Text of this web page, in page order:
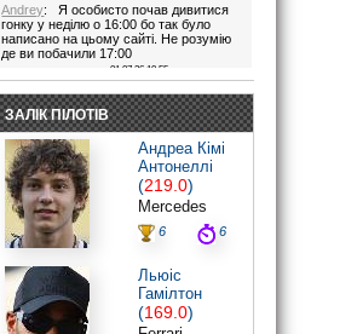
Andrey: Я особисто почав дивитися
гонку у неділю о 16:00 бо так було
написано на цьому сайті. Не розумію
де ви побачили 17:00
01.07.26 19:55
Дима: Іди на..., я не заповнюю ці
поля. В 17:00 була квала, гонка була в
16:00. Якщо ти не здатен відкрити очі,
то хто тобі винен?
28.06.26 22:45
maxizh: Було написано початок в
17:00. Не трусі. Якщо руко-жоп, то
визнай і сиди тихесенько, вчись якісно
працювати.
28.06.26 22:22
Дима: То злийся нафіг звідси, початок
гонки в 16:00. Все правильно написано
було.
Червоних перехвалили. Що творили їх
стратеги в Австрії((
ЗАЛІК ПІЛОТІВ
Андреа Кімі
Антонеллі
(219.0)
Mercedes
6 6
Льюіс
Гамілтон
(169.0)